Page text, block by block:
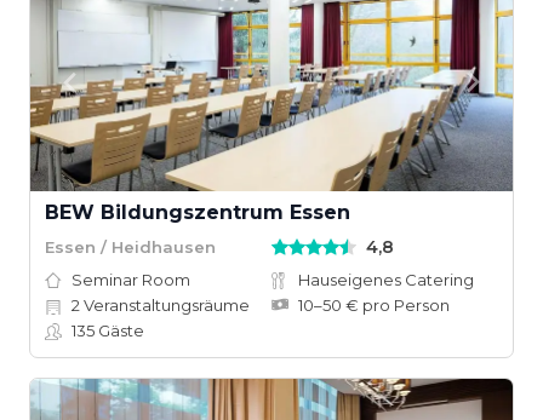
BEW Bildungszentrum Essen
Essen / Heidhausen 4,8
Seminar Room
Hauseigenes Catering
2 Veranstaltungsräume
10–50 € pro Person
135 Gäste